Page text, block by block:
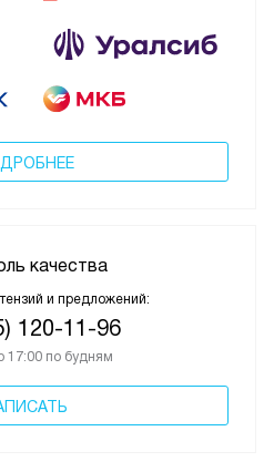
качества
и предложений:
120-11-96
17:00 по будням